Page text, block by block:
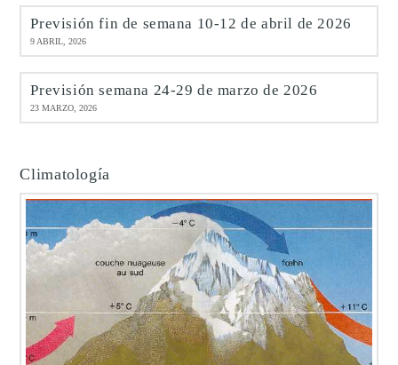
Previsión fin de semana 10-12 de abril de 2026
9 ABRIL, 2026
Previsión semana 24-29 de marzo de 2026
23 MARZO, 2026
Climatología